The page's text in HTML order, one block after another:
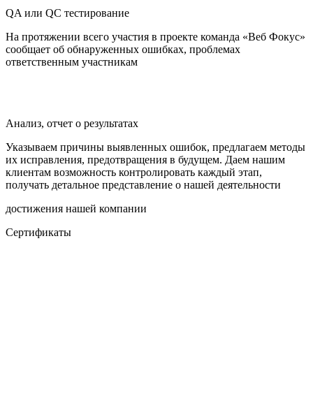
QA или QC тестирование
На протяжении всего участия в проекте команда «Веб Фокус»
сообщает об обнаруженных ошибках, проблемах
ответственным участникам
Анализ, отчет о результатах
Указываем причины выявленных ошибок, предлагаем методы
их исправления, предотвращения в будущем. Даем нашим
клиентам возможность контролировать каждый этап,
получать детальное представление о нашей деятельности
достижения нашей компании
Сертификаты